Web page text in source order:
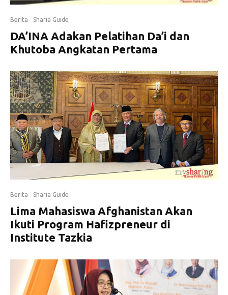
Berita Sharia Guide
DA’INA Adakan Pelatihan Da’i dan
Khutoba Angkatan Pertama
Berita Sharia Guide
Lima Mahasiswa Afghanistan Akan
Ikuti Program Hafizpreneur di
Institute Tazkia